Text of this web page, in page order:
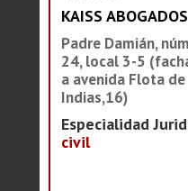
KAISS ABOGADOS
Padre Damián,
24, local 3-5
a avenida Flota de
Indias,16)
Especialidad
civil